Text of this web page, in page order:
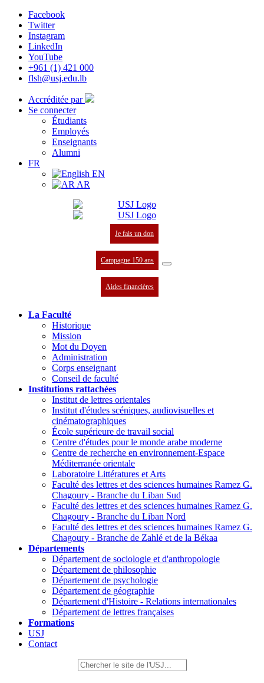
Facebook
Twitter
Instagram
LinkedIn
YouTube
+961 (1) 421 000
flsh@usj.edu.lb
Accréditée par
Se connecter
Étudiants
Employés
Enseignants
Alumni
FR
EN
AR
Je fais un don
Campagne 150 ans
Aides financières
La Faculté
Historique
Mission
Mot du Doyen
Administration
Corps enseignant
Conseil de faculté
Institutions rattachées
Institut de lettres orientales
Institut d'études scéniques, audiovisuelles et
cinématographiques
École supérieure de travail social
Centre d'études pour le monde arabe moderne
Centre de recherche en environnement-Espace
Méditerranée orientale
Laboratoire Littératures et Arts
Faculté des lettres et des sciences humaines Ramez G.
Chagoury - Branche du Liban Sud
Faculté des lettres et des sciences humaines Ramez G.
Chagoury - Branche du Liban Nord
Faculté des lettres et des sciences humaines Ramez G.
Chagoury - Branche de Zahlé et de la Békaa
Départements
Département de sociologie et d'anthropologie
Département de philosophie
Département de psychologie
Département de géographie
Département d'Histoire - Relations internationales
Département de lettres françaises
Formations
USJ
Contact